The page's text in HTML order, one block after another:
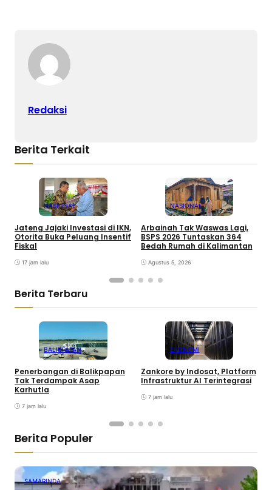
Redaksi
Berita Terkait
NASIONAL
Jateng Jajaki Investasi di IKN,
Otorita Buka Peluang Insentif
Fiskal
17 jam lalu
NASIONAL
Arbainah Tak Waswas Lagi,
BSPS 2026 Tuntaskan 364
Bedah Rumah di Kalimantan
Agustus 5, 2026
Berita Terbaru
BALIKPAPAN
Penerbangan di Balikpapan
Tak Terdampak Asap
Karhutla
7 jam lalu
EKONOMI
Zankore by Indosat, Platform
Infrastruktur AI Terintegrasi
7 jam lalu
Berita Populer
SAMARINDA